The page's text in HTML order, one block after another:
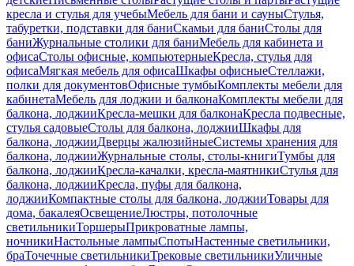
кресла и стулья для учебыМебель для бани и сауныСтулья,
табуретки, подставки для баниСкамьи для баниСтолы для
баниЖурнальные столики для баниМебель для кабинета и
офисаСтолы офисные, компьютерныеКресла, стулья для
офисаМягкая мебель для офисаШкафы офисныеСтеллажи,
полки для документовОфисные тумбыКомплекты мебели для
кабинетаМебель для лоджии и балконаКомплекты мебели для
балкона, лоджииКресла-мешки для балконаКресла подвесные,
стулья садовыеСтолы для балкона, лоджииШкафы для
балкона, лоджииДверцы жалюзийныеСистемы хранения для
балкона, лоджииЖурнальные столы, столы-книгиТумбы для
балкона, лоджииКресла-качалки, кресла-маятникиСтулья для
балкона, лоджииКресла, пуфы для балкона,
лоджииКомпактные столы для балкона, лоджииТовары для
дома, бакалеяОсвещениеЛюстры, потолочные
светильникиТоршерыПрикроватные лампы,
ночникиНастольные лампыСпотыНастенные светильники,
браТочечные светильникиТрековые светильникиУличные